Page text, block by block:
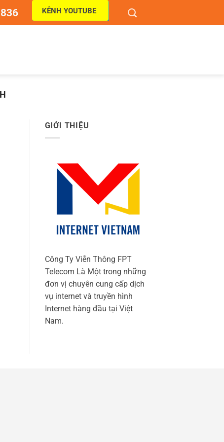
KÊNH YOUTUBE
GIỚI THIỆU
Công Ty Viễn Thông FPT
Telecom Là Một trong những
đơn vị chuyên cung cấp dịch
vụ internet và truyền hình
Internet hàng đầu tại Việt
Nam.